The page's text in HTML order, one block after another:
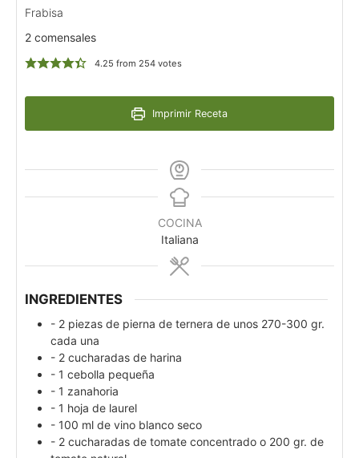
Frabisa
2 comensales
4.25 from 254votes
Imprimir Receta
COCINA
Italiana
INGREDIENTES
- 2 piezas de pierna de ternera de unos 270-300 gr.
cada una
- 2 cucharadas de harina
- 1 cebolla pequeña
- 1 zanahoria
- 1 hoja de laurel
- 100 ml de vino blanco seco
- 2 cucharadas de tomate concentrado o 200 gr. de